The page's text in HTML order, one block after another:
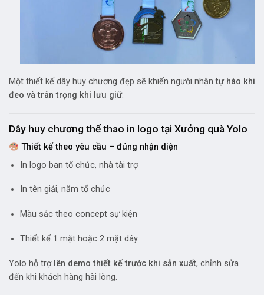
Một thiết kế dây huy chương đẹp sẽ khiến người nhậntự hào khi
đeo và trân trọng khi lưu giữ.
Dây huy chương thể thao in logo tại Xưởng quà Yolo
Thiết kế theo yêu cầu – đúng nhận diện
In logo ban tổ chức, nhà tài trợ
In tên giải, năm tổ chức
Màu sắc theo concept sự kiện
Thiết kế 1 mặt hoặc 2 mặt dây
Yolo hỗ trợ lên demo thiết kế trước khi sản xuất, chỉnh sửa
đến khi khách hàng hài lòng.